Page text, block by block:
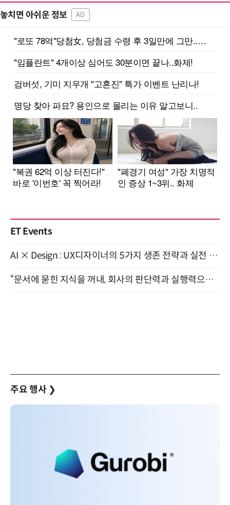
놓치면 아쉬운 정보 AD
ET Events
AI × Design : UX디자이너의 5가지 생존 전략과 실전 대응 8월 28일 개최
“문서에 묻힌 지식을 꺼내, 회사의 판단력과 실행력으로 바꾸다” (8/20)
주요 행사 ❯